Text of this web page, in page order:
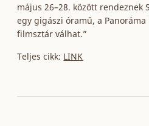
május 26–28. között rendeznek
egy gigászi óramű, a
filmsztár válhat.”
Teljes cikk: LINK